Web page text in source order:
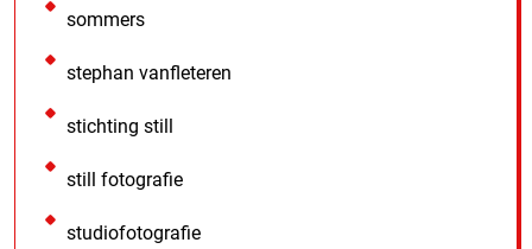
sommers
stephan vanfleteren
stichting still
still fotografie
studiofotografie